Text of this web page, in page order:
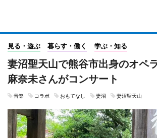
見る・遊ぶ 暮らす・働く 学ぶ・知る
妻沼聖天山で熊谷市出身のオペ
麻奈未さんがコンサート
音楽 コラボ おもてなし 妻沼 妻沼聖天山